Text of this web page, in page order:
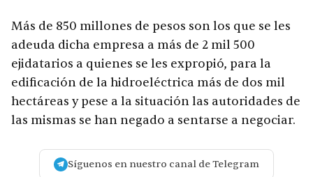
Más de 850 millones de pesos son los que se les
adeuda dicha empresa a más de 2 mil 500
ejidatarios a quienes se les expropió, para la
edificación de la hidroeléctrica más de dos mil
hectáreas y pese a la situación las autoridades de
las mismas se han negado a sentarse a negociar.
Síguenos en nuestro canal de Telegram